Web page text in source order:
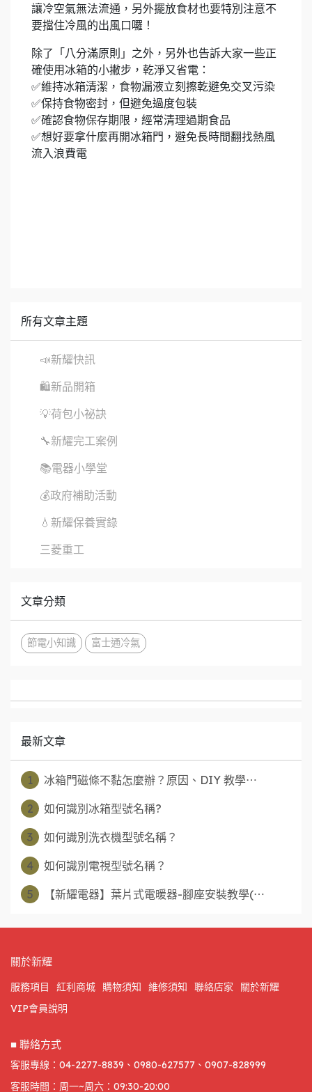
讓冷空氣無法流通，另外擺放食材也要特別注意不
要擋住冷風的出風口囉！
除了「八分滿原則」之外，另外也告訴大家一些正
確使用冰箱的小撇步，乾淨又省電：
✅維持冰箱清潔，食物漏液立刻擦乾避免交叉污染
✅保持食物密封，但避免過度包裝
✅確認食物保存期限，經常清理過期食品
✅想好要拿什麼再開冰箱門，避免長時間翻找熱風
流入浪費電
所有文章主題
📣新耀快訊
🛍新品開箱
💡荷包小祕訣
🔧新耀完工案例
📚電器小學堂
💰政府補助活動
💧新耀保養實錄
三菱重工
文章分類
節電小知識 富士通冷氣
最新文章
1 冰箱門磁條不黏怎麼辦？原因、DIY 教學⋯
2 如何識別冰箱型號名稱?
3 如何識別洗衣機型號名稱？
4 如何識別電視型號名稱？
5 【新耀電器】葉片式電暖器-腳座安裝教學(⋯
關於新耀
服務項目 紅利商城 購物須知 維修須知 聯絡店家
關於新耀
VIP會員說明
■ 聯絡方式
客服專線：04-2277-8839、0980-627577、0907-828999
客服時間：周一~周六：09:30-20:00